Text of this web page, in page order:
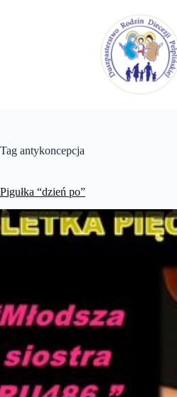
Tag antykoncepcja
Pigułka “dzień po”